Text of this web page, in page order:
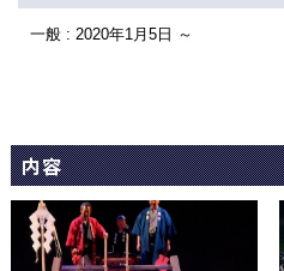
交通アクセス
一般 : 2020年1月5日 ～
内容